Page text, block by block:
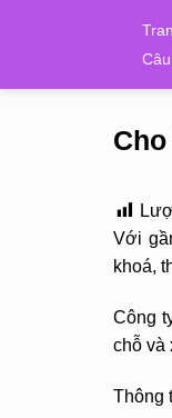
Với
khoá,
Công
chỗ và
Thông